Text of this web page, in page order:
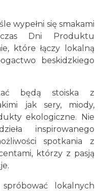
w
2026-08-26
Adwentu”
wypełni się smakami
Dni Produktu
które łączy lokalną
beskidzkiego
będą stoiska z
jak sery, miody,
ekologiczne. Nie
inspirowanego
spotkania z
którzy z pasją
lokalnych